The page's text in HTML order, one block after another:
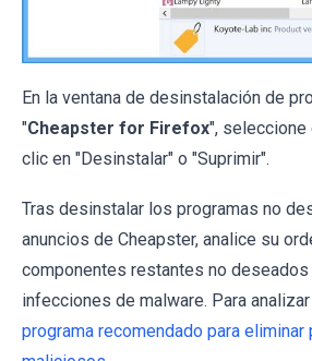
En la ventana de desinstalación de
"Cheapster for Firefox",
clic en "Desinstalar" o "Suprimir".
Tras desinstalar los programas no
anuncios de Cheapster, analice su
componentes restantes no
infecciones de malware. Para
programa recomendado para eliminar